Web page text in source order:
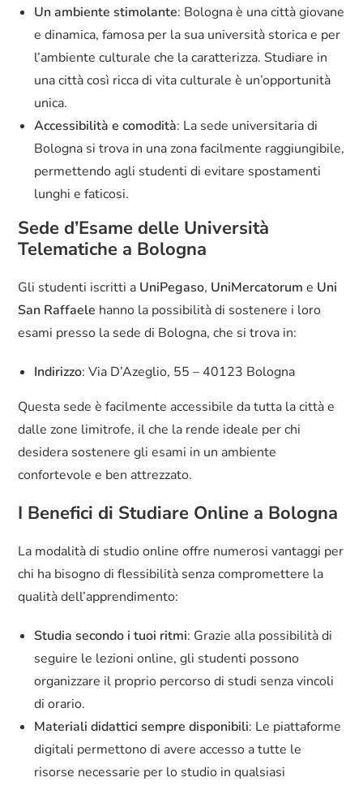
Un ambiente stimolante: Bologna è una città giovane
e dinamica, famosa per la sua università storica e per
l’ambiente culturale che la caratterizza. Studiare in
una città così ricca di vita culturale è un’opportunità
unica.
Accessibilità e comodità: La sede universitaria di
Bologna si trova in una zona facilmente raggiungibile,
permettendo agli studenti di evitare spostamenti
lunghi e faticosi.
Sede d’Esame delle Università
Telematiche a Bologna
Gli studenti iscritti a UniPegaso, UniMercatorum e Uni
San Raffaele hanno la possibilità di sostenere i loro
esami presso la sede di Bologna, che si trova in:
Indirizzo: Via D’Azeglio, 55 – 40123 Bologna
Questa sede è facilmente accessibile da tutta la città e
dalle zone limitrofe, il che la rende ideale per chi
desidera sostenere gli esami in un ambiente
confortevole e ben attrezzato.
I Benefici di Studiare Online a Bologna
La modalità di studio online offre numerosi vantaggi per
chi ha bisogno di flessibilità senza compromettere la
qualità dell’apprendimento:
Studia secondo i tuoi ritmi: Grazie alla possibilità di
seguire le lezioni online, gli studenti possono
organizzare il proprio percorso di studi senza vincoli
di orario.
Materiali didattici sempre disponibili: Le piattaforme
digitali permettono di avere accesso a tutte le
risorse necessarie per lo studio in qualsiasi